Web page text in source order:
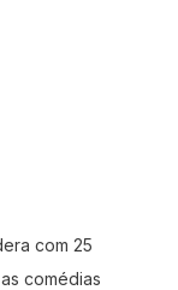
com 25
comédias